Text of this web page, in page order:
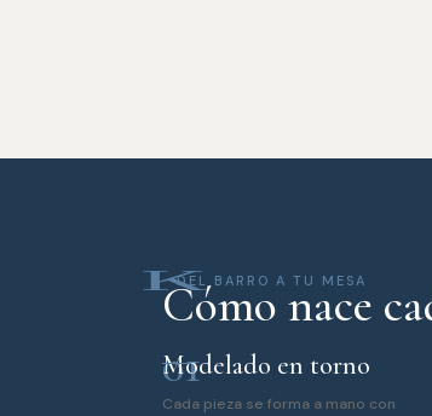
KDEL BARRO A TU MESA
Cómo nace
01
Modelado en torno
Cada pieza se forma a mano con